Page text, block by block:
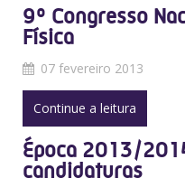
9º Congresso
Física
07 fevereiro 2013
Continue a leitura
Época 2013/
candidaturas